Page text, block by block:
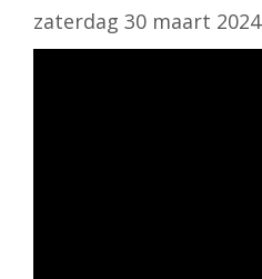
zaterdag 30 maart 2024